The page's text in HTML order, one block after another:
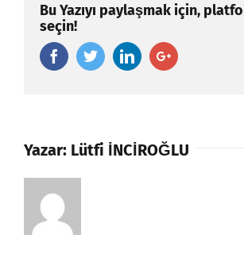
Bu Yazıyı paylaşmak için,
seçin!
FacebookTwitterLinkedinGoogle+
Yazar: Lütfi İNCİROĞLU